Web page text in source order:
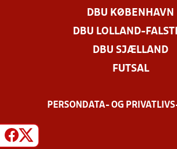
DBU KØBENHAVN
DBU LOLLAND-
DBU SJÆLLAND
FUTSAL
PERSONDATA- OG